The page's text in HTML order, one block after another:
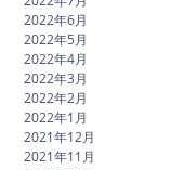
2022年6月
2022年5月
2022年4月
2022年3月
2022年2月
2022年1月
2021年12月
2021年11月